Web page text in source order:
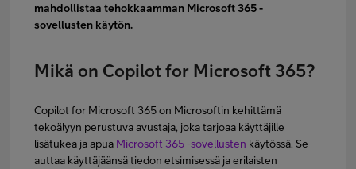
mahdollistaa tehokkaamman Microsoft 365 -
sovellusten käytön.
Mikä on Copilot for Microsoft 365?
Copilot for Microsoft 365 on Microsoftin kehittämä
tekoälyyn perustuva avustaja, joka tarjoaa käyttäjille
lisätukea ja apua Microsoft 365 -sovellusten käytössä. Se
auttaa käyttäjäänsä tiedon etsimisessä ja erilaisten